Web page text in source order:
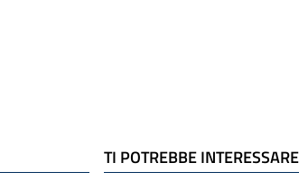
TI POTREBBE INTERESSARE